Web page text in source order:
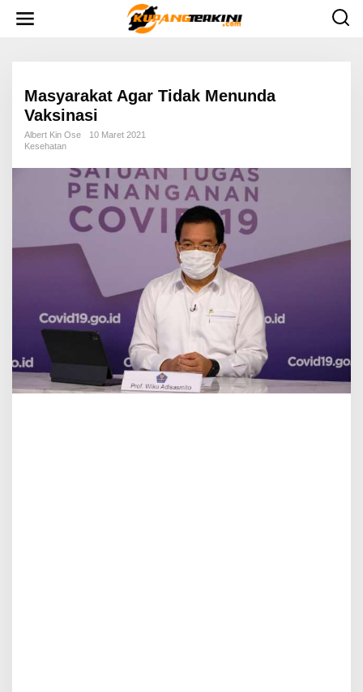
Masyarakat Agar Tidak Menunda
Vaksinasi
Albert Kin Ose
10 Maret 2021
Kesehatan